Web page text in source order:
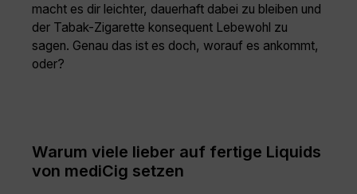
macht es dir leichter, dauerhaft dabei zu bleiben und
der Tabak-Zigarette konsequent Lebewohl zu
sagen. Genau das ist es doch, worauf es ankommt,
oder?
Warum viele lieber auf fertige Liquids
von mediCig setzen